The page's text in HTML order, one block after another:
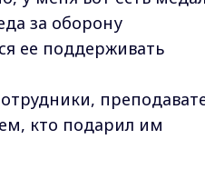
за оборону
ее поддерживать
кто подарил им